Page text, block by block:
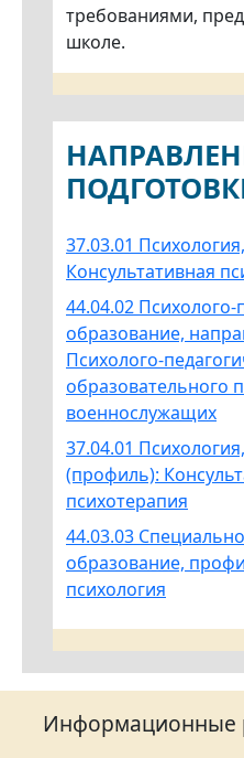
требованиями,
школе.
37.03.01
Консультативная
44.04.02 Психолого-
образование,
Психолого-
образовательного
военнослужащих
37.04.01
(профиль):
психотерапия
44.03.03
образование,
психология
Информационные